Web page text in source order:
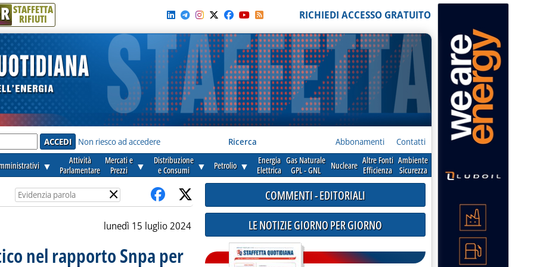
R STAFFETTA
RIFIUTI RICHIEDI ACCESSO GRATUITO
Non riesco ad accedere Ricerca Abbonamenti Contatti
▼
Attività
Parlamentare
Mercati e
Prezzi
▼
Distribuzione
e Consumi
▼ Petrolio ▼
Energia
Elettrica
Gas Naturale
GPL - GNL
Nucleare Altre Fonti
Efficienza
Ambiente
Sicurezza
×
lunedì 15 luglio 2024
nel rapporto Snpa per
COMMENTI - EDITORIALI
LE NOTIZIE GIORNO PER GIORNO